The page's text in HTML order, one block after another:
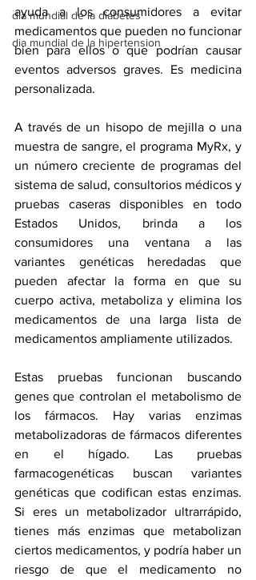
dia mundial de la diabetes
dia mundial de la hipertension
ayuda a los consumidores a evitar
medicamentos que pueden no funcionar
bien para ellos o que podrían causar
eventos adversos graves. Es medicina
personalizada.
A través de un hisopo de mejilla o una
muestra de sangre, el programa MyRx, y
un número creciente de programas del
sistema de salud, consultorios médicos y
pruebas caseras disponibles en todo
Estados Unidos, brinda a los
consumidores una ventana a las
variantes genéticas heredadas que
pueden afectar la forma en que su
cuerpo activa, metaboliza y elimina los
medicamentos de una larga lista de
medicamentos ampliamente utilizados.
Estas pruebas funcionan buscando
genes que controlan el metabolismo de
los fármacos. Hay varias enzimas
metabolizadoras de fármacos diferentes
en el hígado. Las pruebas
farmacogenéticas buscan variantes
genéticas que codifican estas enzimas.
Si eres un metabolizador ultrarrápido,
tienes más enzimas que metabolizan
ciertos medicamentos, y podría haber un
riesgo de que el medicamento no